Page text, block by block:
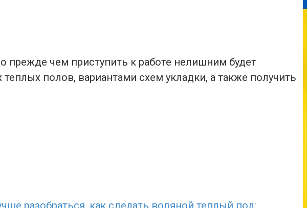
чем приступить к работе нелишним будет
полов, вариантами схем укладки, а также получить
разобраться, как сделать водяной теплый пол: